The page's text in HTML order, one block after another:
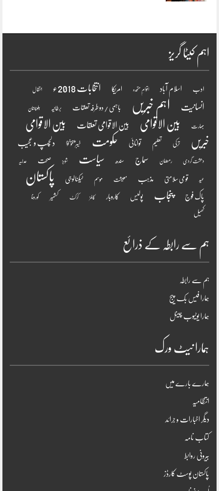
اہم کیٹا گریز
ادب اسلام آباد اقوامِ متحدہ امریکا انتخابات 2018ء انتقال
انسانیت اہم خبریں باہمی / دو طرفہ تعلقات برطانیہ بلوچستان
بھارت بین الاقوامی بین الاقوامی تعلقات
بین الاقوامی
خبریں
ترکی تعلیم توانائی حکومت خیبر پختونخوا دلچسپ و عجیب
دھشت گردی رمضان سماج سندھ سیاست شوبز صحت عدلیہ
عید قومی سلامتی مذہب معیشت موسم ٹیکنالوجی پاکستان
پاک فوج پنجاب پولیس کاروبار کالمز کرکٹ کشمیر کورونا
کھیل
ہم سے رابطہ کے ذرائع
ہم سے رابطہ
ہمارا فیس بک پیج
ہمارا یوٹیوب چینل
ہمارا نیٹ ورک
ہمارے بارے میں
انتظامیہ
دیگر اخبارات و جرائد
کتاب نامہ
بیرونی روابط
پاکستان پوسٹ کارڈز